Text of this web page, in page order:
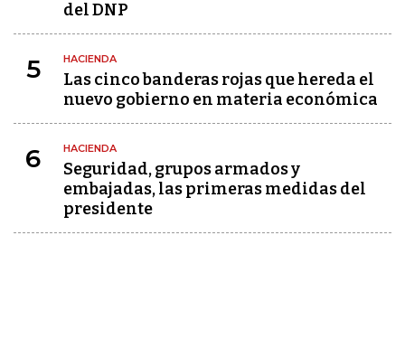
del DNP
5 HACIENDA
Las cinco banderas rojas que hereda el
nuevo gobierno en materia económica
6 HACIENDA
Seguridad, grupos armados y
embajadas, las primeras medidas del
presidente